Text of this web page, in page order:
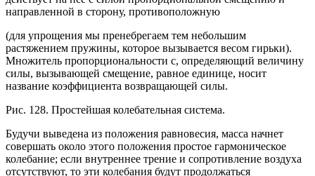
направленной в сторону, противоположную
(для упрощения мы пренебрегаем тем небольшим
растяжением пружины, которое вызывается весом гирьки).
Множитель пропорциональности с, определяющий величину
силы, вызывающей смещение, равное единице, носит
название коэффициента возвращающей силы.
Рис. 128. Простейшая колебательная система.
Будучи выведена из положения равновесия, масса начнет
совершать около этого положения простое гармоническое
колебание; если внутреннее трение и сопротивление воздуха
отсутствуют, то эти колебания будут продолжаться